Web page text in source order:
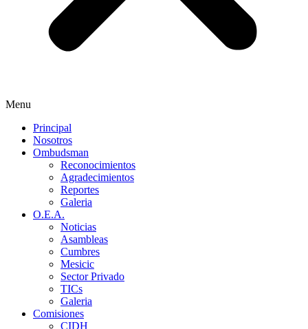
Menu
Principal
Nosotros
Ombudsman
Reconocimientos
Agradecimientos
Reportes
Galeria
O.E.A.
Noticias
Asambleas
Cumbres
Mesicic
Sector Privado
TICs
Galeria
Comisiones
CIDH